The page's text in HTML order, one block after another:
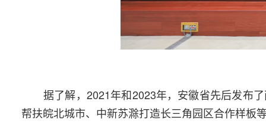
据了解，2021年和2023年，安徽省先后发布
帮扶皖北城市、中新苏滁打造长三角园区合作样板